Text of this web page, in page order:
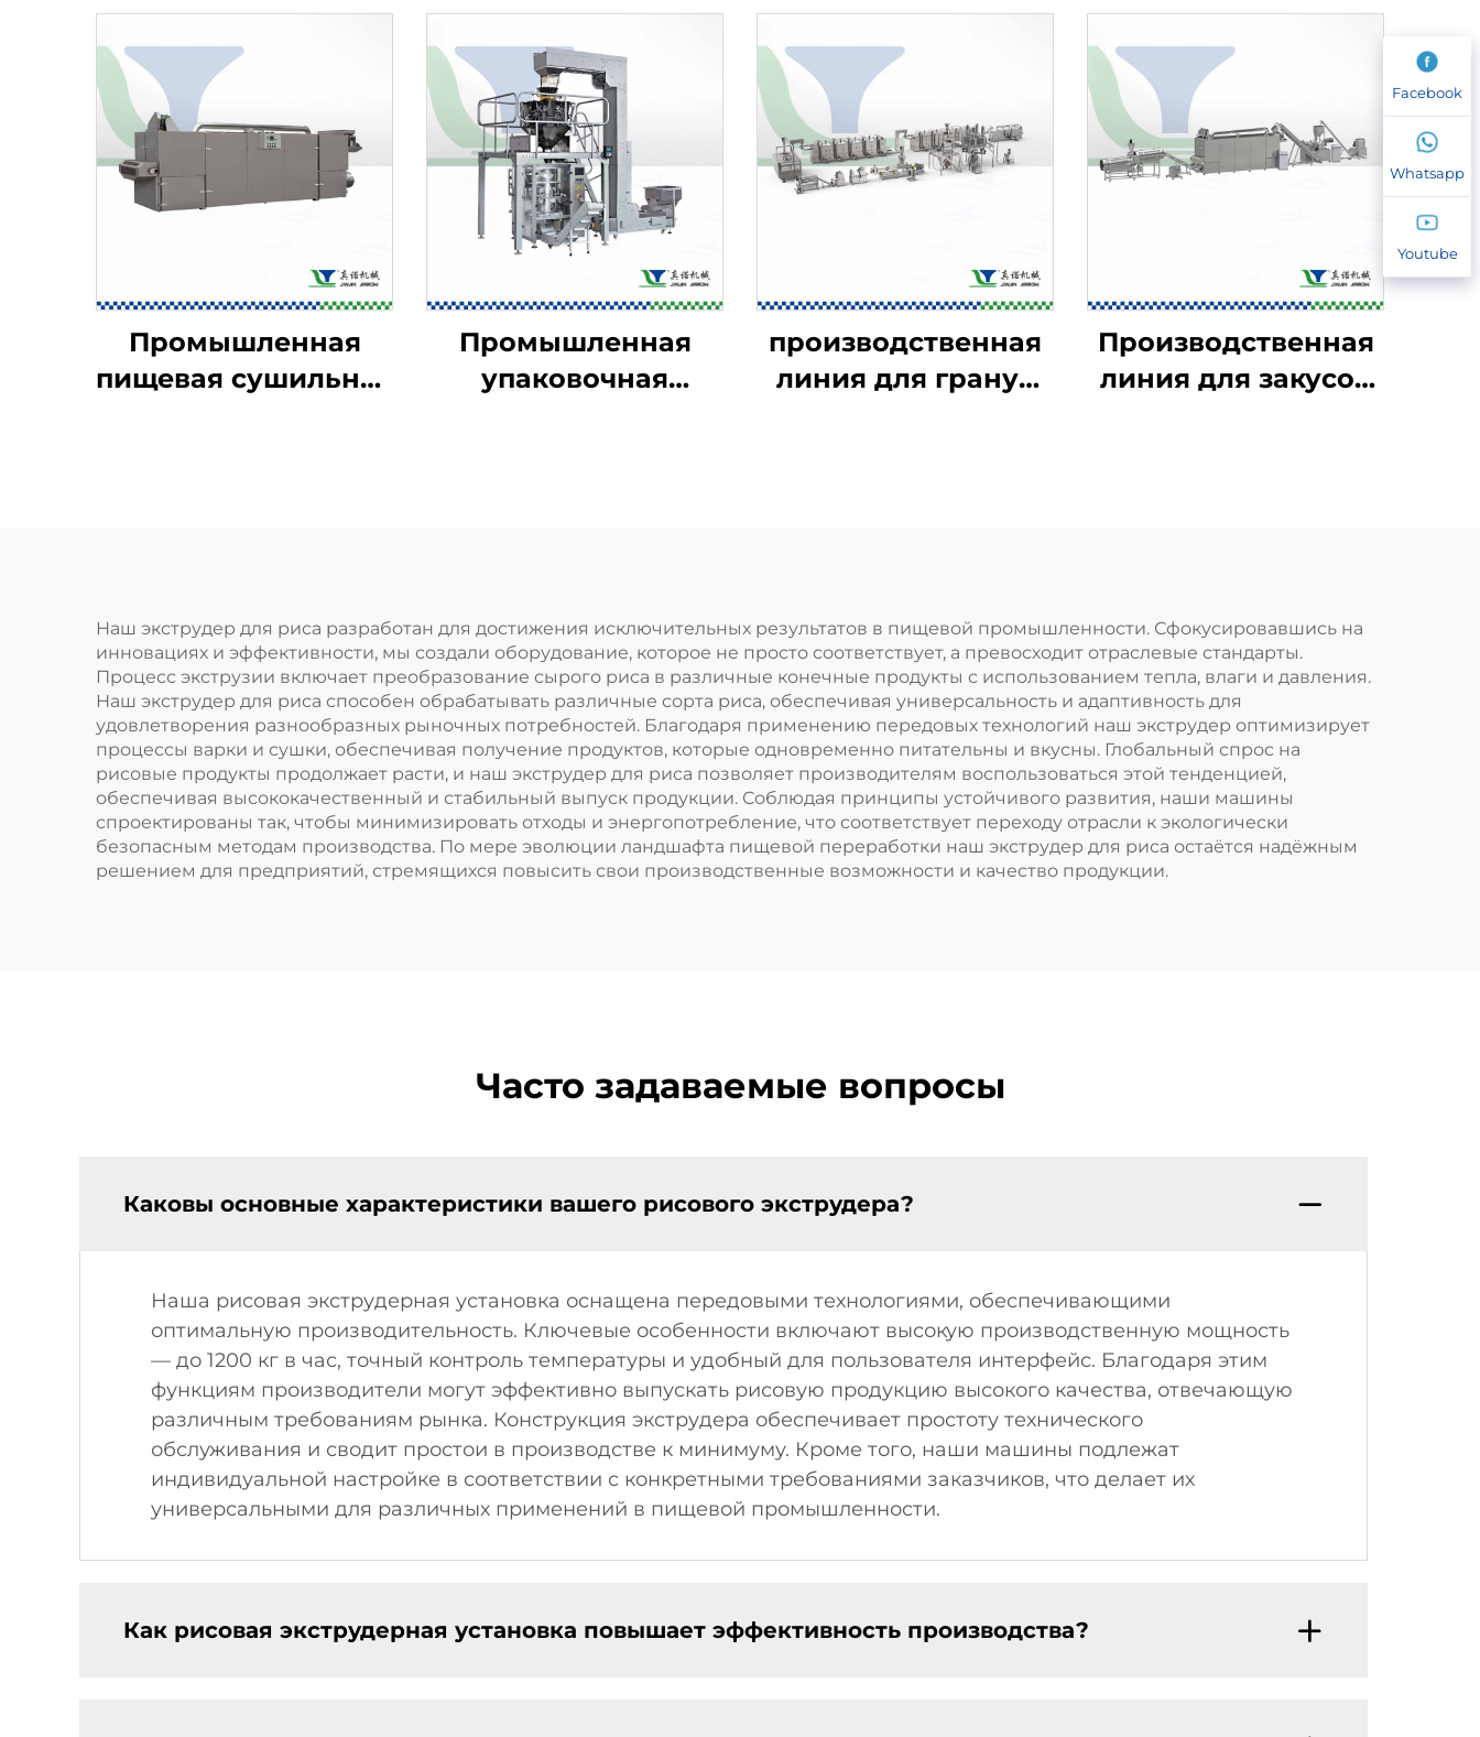
Промышленная
пищевая сушильная
Промышленная
упаковочная
производственная
линия для гранул
Производственная
линия для закусок
Наш экструдер для риса разработан для достижения исключительных результатов в пищевой промышленности. Сфокусировавшись на
инновациях и эффективности, мы создали оборудование, которое не просто соответствует, а превосходит отраслевые стандарты.
Процесс экструзии включает преобразование сырого риса в различные конечные продукты с использованием тепла, влаги и давления.
Наш экструдер для риса способен обрабатывать различные сорта риса, обеспечивая универсальность и адаптивность для
удовлетворения разнообразных рыночных потребностей. Благодаря применению передовых технологий наш экструдер оптимизирует
процессы варки и сушки, обеспечивая получение продуктов, которые одновременно питательны и вкусны. Глобальный спрос на
рисовые продукты продолжает расти, и наш экструдер для риса позволяет производителям воспользоваться этой тенденцией,
обеспечивая высококачественный и стабильный выпуск продукции. Соблюдая принципы устойчивого развития, наши машины
спроектированы так, чтобы минимизировать отходы и энергопотребление, что соответствует переходу отрасли к экологически
безопасным методам производства. По мере эволюции ландшафта пищевой переработки наш экструдер для риса остаётся надёжным
решением для предприятий, стремящихся повысить свои производственные возможности и качество продукции.
Часто задаваемые вопросы
Каковы основные характеристики вашего рисового экструдера?
Наша рисовая экструдерная установка оснащена передовыми технологиями, обеспечивающими
оптимальную производительность. Ключевые особенности включают высокую производственную мощность
— до 1200 кг в час, точный контроль температуры и удобный для пользователя интерфейс. Благодаря этим
функциям производители могут эффективно выпускать рисовую продукцию высокого качества, отвечающую
различным требованиям рынка. Конструкция экструдера обеспечивает простоту технического
обслуживания и сводит простои в производстве к минимуму. Кроме того, наши машины подлежат
индивидуальной настройке в соответствии с конкретными требованиями заказчиков, что делает их
универсальными для различных применений в пищевой промышленности.
Как рисовая экструдерная установка повышает эффективность производства?
Facebook
Whatsapp
Youtube